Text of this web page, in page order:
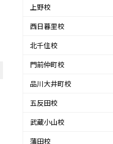
上野校
西日暮里校
北千住校
門前仲町校
品川大井町校
五反田校
武蔵小山校
蒲田校